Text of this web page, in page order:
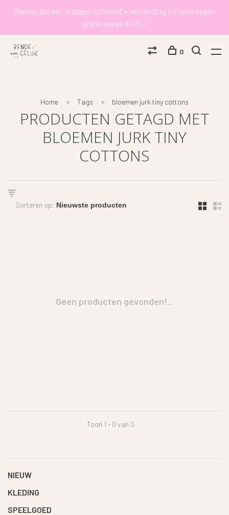
Klarna: betaal 14 dagen achteraf • Verzending 1-2 werkdagen
gratis vanaf €100,-
0
Home Tags bloemen jurk tiny cottons
PRODUCTEN GETAGD MET
BLOEMEN JURK TINY
COTTONS
Sorteren op:
Geen producten gevonden!...
Toon 1 - 0 van 0
NIEUW
KLEDING
SPEELGOED